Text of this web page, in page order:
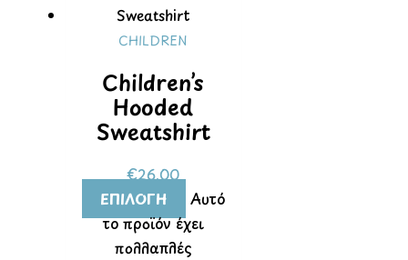
CHILDREN
Children’s
Hooded
Sweatshirt
€26.00
ΕΠΙΛΟΓΉ
Αυτό
το προϊόν έχει
πολλαπλές